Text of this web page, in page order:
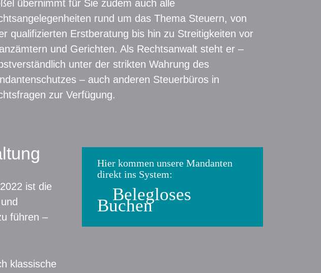
übernimmt für Sie zudem auch alle
rund um das Thema Steuern, von
qualifizierten Erstberatung bis hin zu Streitigkeiten vor
und Gerichten. Als Rechtsanwalt steht er –
unter der strikten Wahrung des
– auch anderen Steuerbüros in
zur Verfügung.
ist die
führen –
klassische
Hier kommen unsere Mandanten
direkt ins System:
Belegloses
Buchen